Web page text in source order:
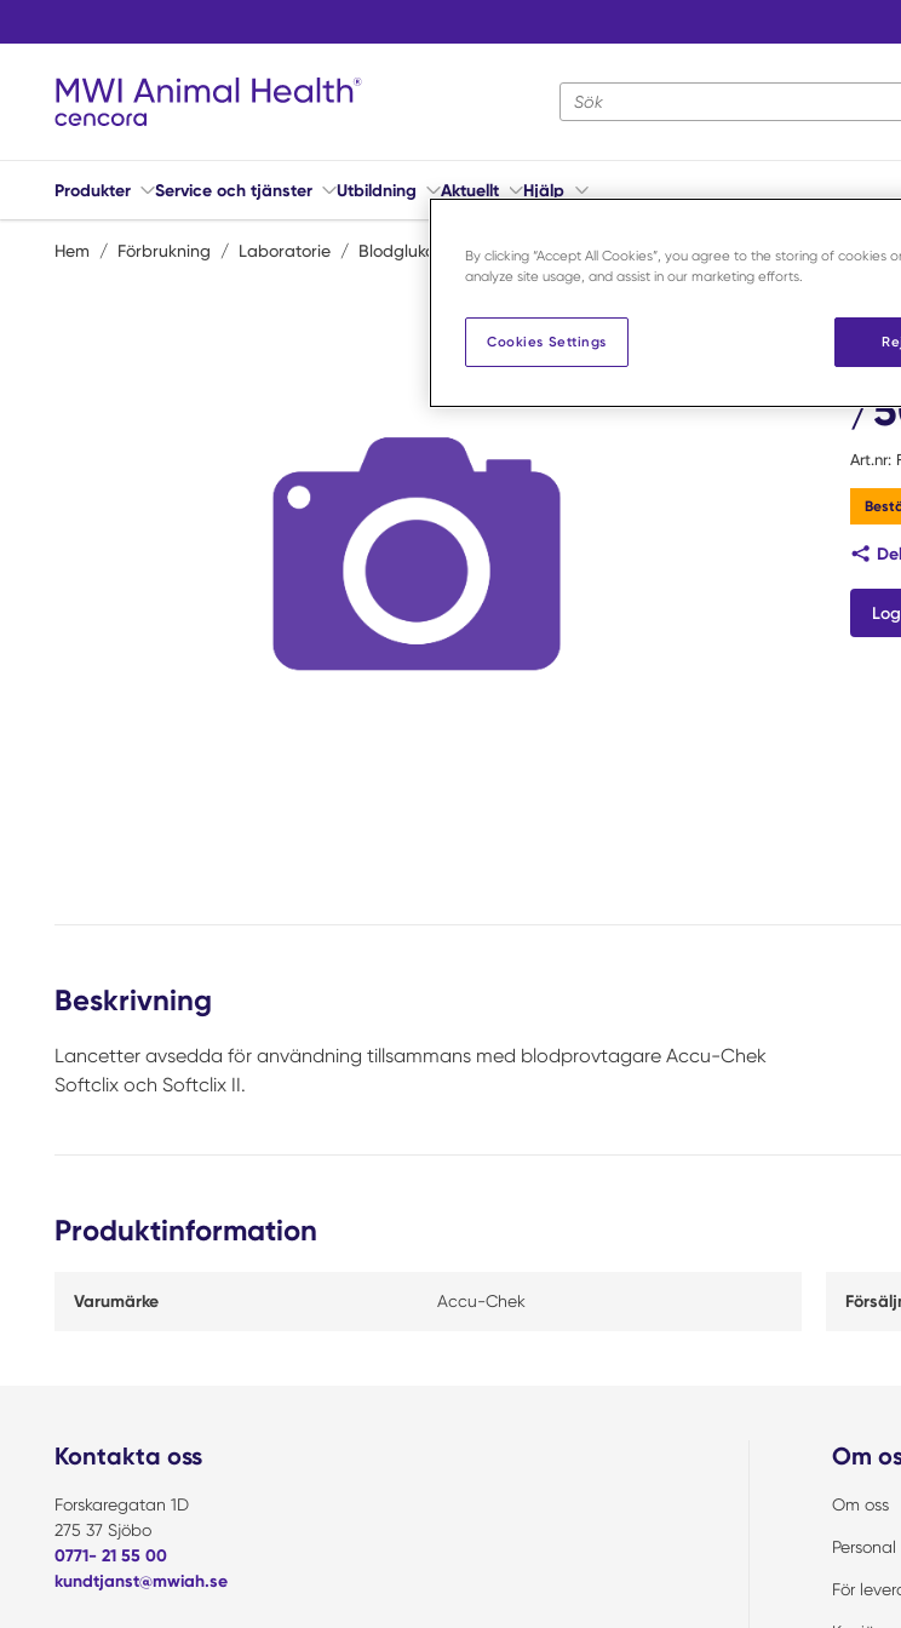
Webbplatsens sökning
Produkter Service och tjänster Utbildning Aktuellt Hjälp
Hem / Förbrukning / Laboratorie / Blodglukosmätare / Accu-Chek Softclix XL lansetter /50
/
Art.nr:
Beskrivning
Lancetter avsedda för användning tillsammans med blodprovtagare Accu-Chek
Softclix och Softclix II.
Produktinformation
Varumärke Accu-Chek
Kontakta oss
Forskaregatan 1D
275 37 Sjöbo
0771- 21 55 00
kundtjanst@mwiah.se
Om
Om oss
Personal
För
By clicking “Accept All Cookies”, you agree to the storing of cookies
analyze site usage, and assist in our marketing efforts.
Cookies Settings